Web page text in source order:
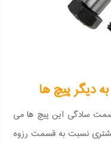
سادگی این پیچ ها می
نسبت به قسمت رزوه